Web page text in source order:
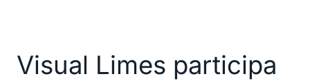
Visual Limes participa
participa